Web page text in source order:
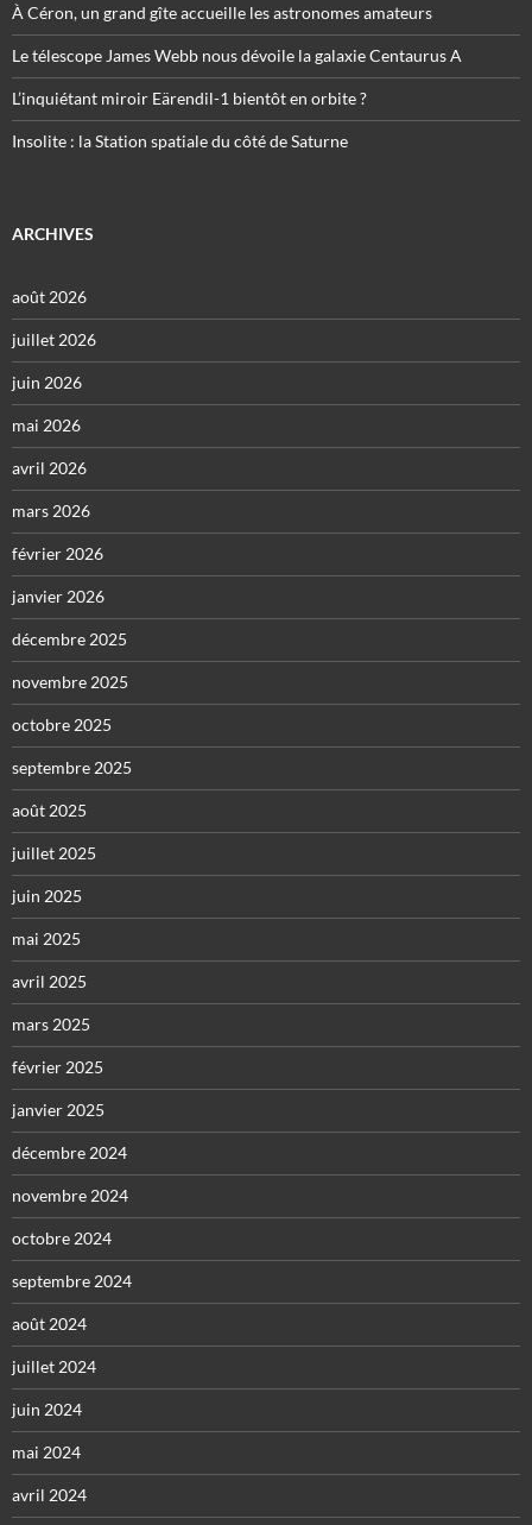
À Céron, un grand gîte accueille les astronomes amateurs
Le télescope James Webb nous dévoile la galaxie Centaurus A
L’inquiétant miroir Eärendil-1 bientôt en orbite ?
Insolite : la Station spatiale du côté de Saturne
ARCHIVES
août 2026
juillet 2026
juin 2026
mai 2026
avril 2026
mars 2026
février 2026
janvier 2026
décembre 2025
novembre 2025
octobre 2025
septembre 2025
août 2025
juillet 2025
juin 2025
mai 2025
avril 2025
mars 2025
février 2025
janvier 2025
décembre 2024
novembre 2024
octobre 2024
septembre 2024
août 2024
juillet 2024
juin 2024
mai 2024
avril 2024